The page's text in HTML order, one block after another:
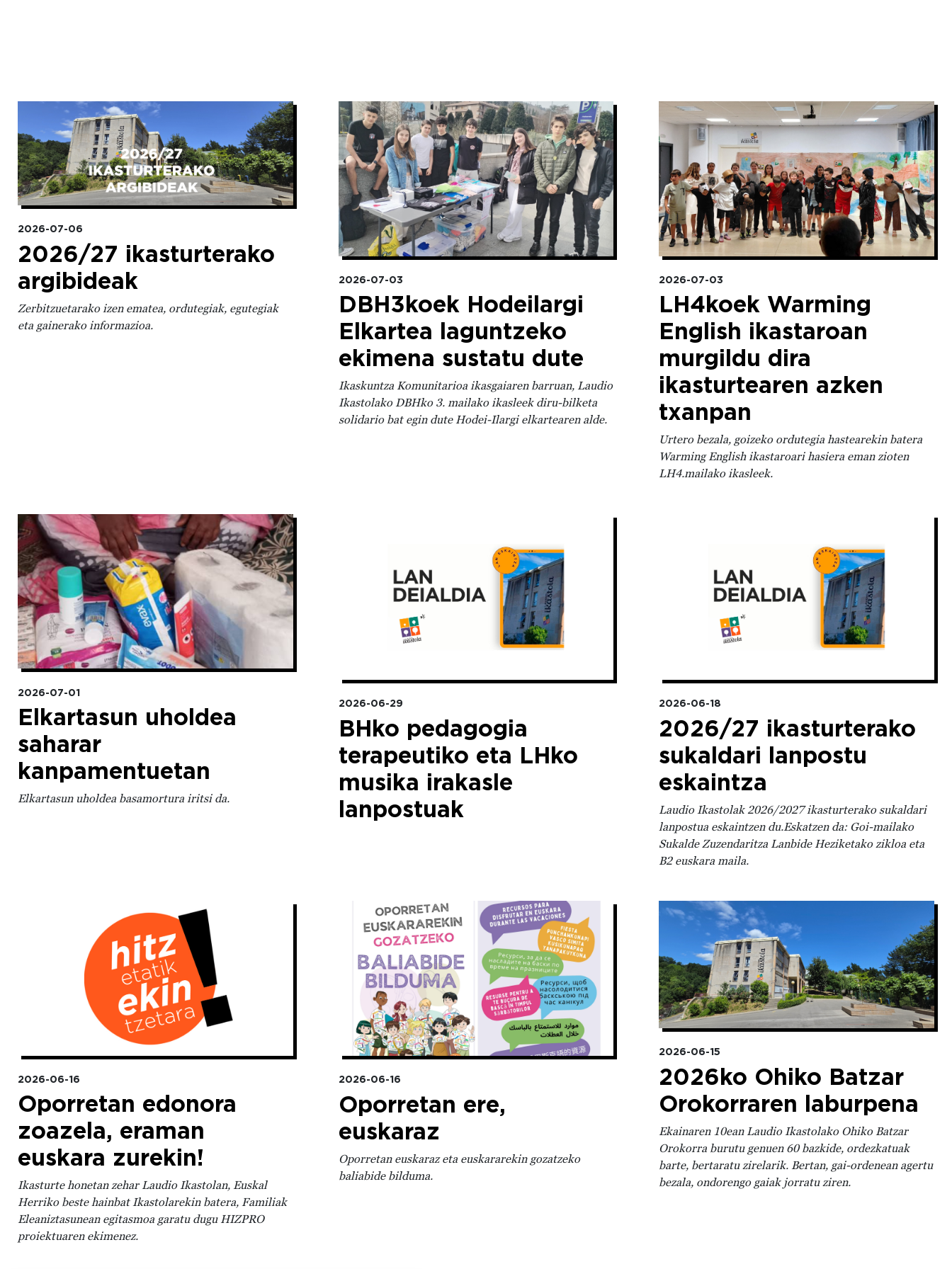
Irudia
2026-07-06
2026/27 ikasturterako
argibideak
Zerbitzuetarako izen ematea, ordutegiak, egutegiak
eta gainerako informazioa.
Irudia
2026-07-03
DBH3koek Hodeilargi
Elkartea laguntzeko
ekimena sustatu dute
Ikaskuntza Komunitarioa ikasgaiaren barruan, Laudio
Ikastolako DBHko 3. mailako ikasleek diru-bilketa
solidario bat egin dute Hodei-Ilargi elkartearen alde.
Irudia
2026-07-03
LH4koek Warming
English ikastaroan
murgildu dira
ikasturtearen azken
txanpan
Urtero bezala, goizeko ordutegia hastearekin batera
Warming English ikastaroari hasiera eman zioten
LH4.mailako ikasleek.
Irudia
2026-07-01
Elkartasun uholdea
saharar
kanpamentuetan
Elkartasun uholdea basamortura iritsi da.
2026-06-29
BHko pedagogia
terapeutiko eta LHko
musika irakasle
lanpostuak
2026-06-18
2026/27 ikasturterako
sukaldari lanpostu
eskaintza
Laudio Ikastolak 2026/2027 ikasturterako sukaldari
lanpostua eskaintzen du.Eskatzen da: Goi-mailako
Sukalde Zuzendaritza Lanbide Heziketako zikloa eta
B2 euskara maila.
2026-06-16
Oporretan edonora
zoazela, eraman
euskara zurekin!
Ikasturte honetan zehar Laudio Ikastolan, Euskal
Herriko beste hainbat Ikastolarekin batera, Familiak
Eleaniztasunean egitasmoa garatu dugu HIZPRO
proiektuaren ekimenez.
Irudia
2026-06-16
Oporretan ere,
euskaraz
Oporretan euskaraz eta euskararekin gozatzeko
baliabide bilduma.
Irudia
2026-06-15
2026ko Ohiko Batzar
Orokorraren laburpena
Ekainaren 10ean Laudio Ikastolako Ohiko Batzar
Orokorra burutu genuen 60 bazkide, ordezkatuak
barte, bertaratu zirelarik. Bertan, gai-ordenean agertu
bezala, ondorengo gaiak jorratu ziren.